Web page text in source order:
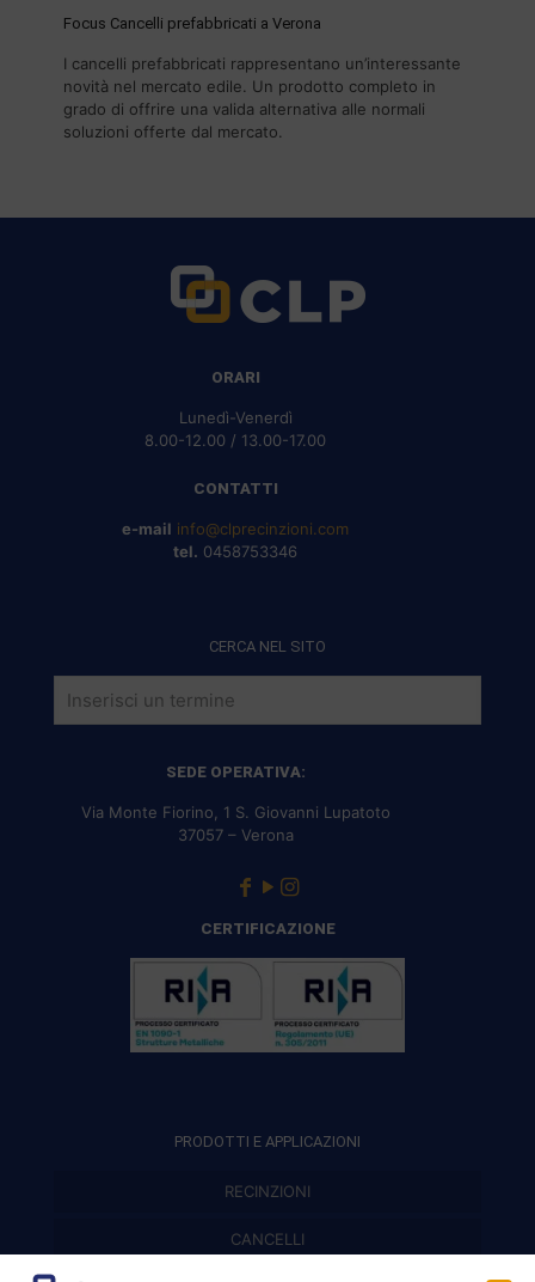
Focus Cancelli prefabbricati a Verona
I cancelli prefabbricati rappresentano un’interessante
novità nel mercato edile. Un prodotto completo in
grado di offrire una valida alternativa alle normali
soluzioni offerte dal mercato.
ORARI
Lunedì-Venerdì
8.00-12.00 / 13.00-17.00
CONTATTI
e-mail info@clprecinzioni.com
tel. 0458753346
CERCA NEL SITO
SEDE OPERATIVA:
Via Monte Fiorino, 1 S. Giovanni Lupatoto
37057 – Verona
CERTIFICAZIONE
PRODOTTI E APPLICAZIONI
RECINZIONI
Recinzioni modulari
CANCELLI